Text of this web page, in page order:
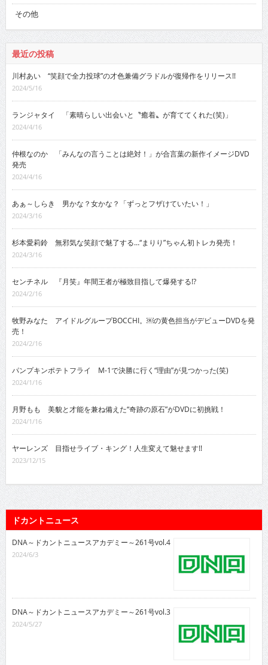
その他
最近の投稿
川村あい “笑顔で全力投球”の才色兼備グラドルが復帰作をリリース!!
2024/5/16
ランジャタイ 「素晴らしい出会いと〝癒着〟が育ててくれた(笑)」
2024/4/16
仲根なのか 「みんなの言うことは絶対！」が合言葉の新作イメージDVD
発売
2024/4/16
あぁ～しらき 男かな？女かな？「ずっとフザけていたい！」
2024/3/16
杉本愛莉鈴 無邪気な笑顔で魅了する…“まりり”ちゃん初トレカ発売！
2024/3/16
センチネル 『月笑』年間王者が極致目指して爆発する!?
2024/2/16
牧野みなた アイドルグループBOCCHI。￼の黄色担当がデビューDVDを発
売！
2024/2/16
パンプキンポテトフライ M-1で決勝に行く“理由”が見つかった(笑)
2024/1/16
月野もも 美貌と才能を兼ね備えた“奇跡の原石”がDVDに初挑戦！
2024/1/16
ヤーレンズ 目指せライブ・キング！人生変えて魅せます!!
2023/12/15
ドカントニュース
DNA～ドカントニュースアカデミー～261号vol.4
2024/6/3
DNA～ドカントニュースアカデミー～261号vol.3
2024/5/27